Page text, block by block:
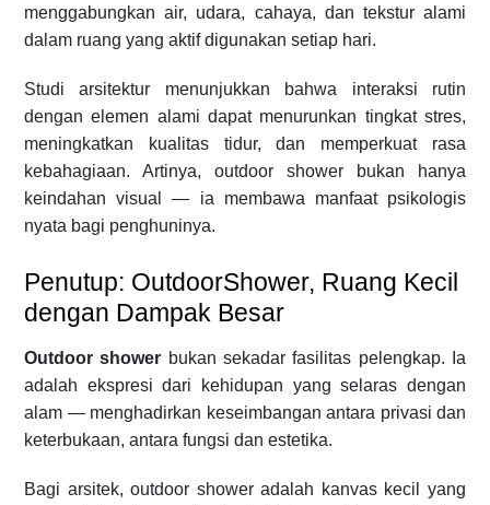
menggabungkan air, udara, cahaya, dan tekstur alami
dalam ruang yang aktif digunakan setiap hari.
Studi arsitektur menunjukkan bahwa interaksi rutin
dengan elemen alami dapat menurunkan tingkat stres,
meningkatkan kualitas tidur, dan memperkuat rasa
kebahagiaan. Artinya, outdoor shower bukan hanya
keindahan visual — ia membawa manfaat psikologis
nyata bagi penghuninya.
Penutup: OutdoorShower, Ruang Kecil
dengan Dampak Besar
Outdoor shower bukan sekadar fasilitas pelengkap. Ia
adalah ekspresi dari kehidupan yang selaras dengan
alam — menghadirkan keseimbangan antara privasi dan
keterbukaan, antara fungsi dan estetika.
Bagi arsitek, outdoor shower adalah kanvas kecil yang